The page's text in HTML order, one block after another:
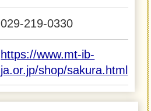
029-219-0330
https://www.mt-ib-
ja.or.jp/shop/sakura.html